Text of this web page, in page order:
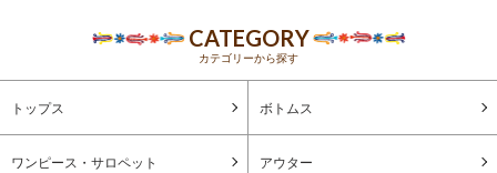
CATEGORY
カテゴリーから探す
トップス ボトムス
ワンピース・サロペット アウター